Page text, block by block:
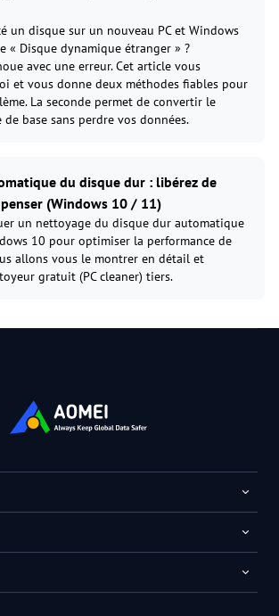
un disque sur un nouveau PC et Windows
« Disque dynamique étranger » ?
avec une erreur. Cet article vous
et vous donne deux méthodes fiables pour
La seconde permet de convertir le
base sans perdre vos données.
du disque dur : libérez de
penser (Windows 10 / 11)
un nettoyage du disque dur automatique
10 pour optimiser la performance de
allons vous le montrer en détail et
gratuit (PC cleaner) tiers.